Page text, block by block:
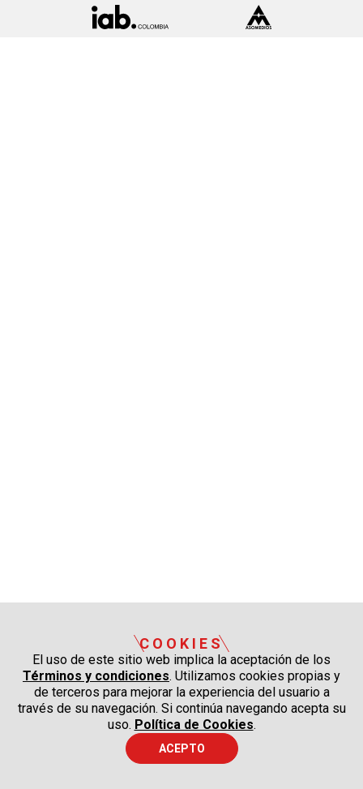
COOKIES
El uso de este sitio web implica la aceptación de los
Términos y condiciones. Utilizamos cookies propias y
de terceros para mejorar la experiencia del usuario a
través de su navegación. Si continúa navegando acepta su
uso. Política de Cookies.
ACEPTO